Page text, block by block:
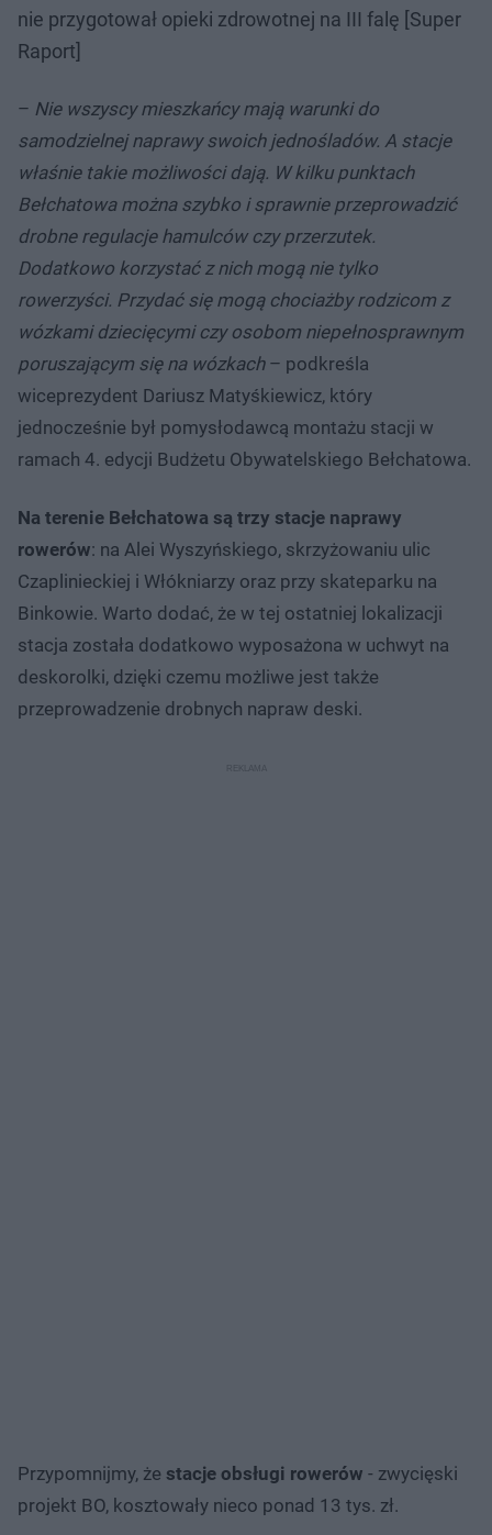
nie przygotował opieki zdrowotnej na III falę [Super
Raport]
– Nie wszyscy mieszkańcy mają warunki do
samodzielnej naprawy swoich jednośladów. A stacje
właśnie takie możliwości dają. W kilku punktach
Bełchatowa można szybko i sprawnie przeprowadzić
drobne regulacje hamulców czy przerzutek.
Dodatkowo korzystać z nich mogą nie tylko
rowerzyści. Przydać się mogą chociażby rodzicom z
wózkami dziecięcymi czy osobom niepełnosprawnym
poruszającym się na wózkach– podkreśla
wiceprezydent Dariusz Matyśkiewicz, który
jednocześnie był pomysłodawcą montażu stacji w
ramach 4. edycji Budżetu Obywatelskiego Bełchatowa.
Na terenie Bełchatowa są trzy stacje naprawy
rowerów: na Alei Wyszyńskiego, skrzyżowaniu ulic
Czaplinieckiej i Włókniarzy oraz przy skateparku na
Binkowie. Warto dodać, że w tej ostatniej lokalizacji
stacja została dodatkowo wyposażona w uchwyt na
deskorolki, dzięki czemu możliwe jest także
przeprowadzenie drobnych napraw deski.
Przypomnijmy, że stacje obsługi rowerów - zwycięski
projekt BO, kosztowały nieco ponad 13 tys. zł.